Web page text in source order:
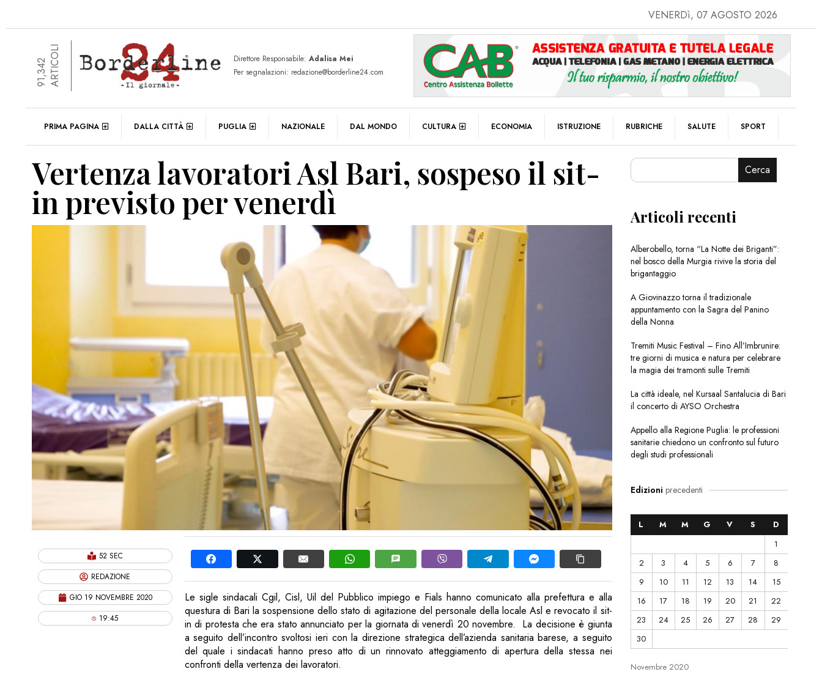
VENERDì, 07 AGOSTO 2026
91,342ARTICOLI Direttore Responsabile: Adalisa Mei
Per segnalazioni: redazione@borderline24.com
PRIMA PAGINA DALLA CITTÀ PUGLIA NAZIONALE DAL MONDO CULTURA ECONOMIA ISTRUZIONE RUBRICHE SALUTE SPORT
Vertenza lavoratori Asl Bari, sospeso il sit-
in previsto per venerdì
52 SEC
REDAZIONE
GIO 19 NOVEMBRE 2020
19:45
Le sigle sindacali Cgil, Cisl, Uil del Pubblico impiego e Fials hanno comunicato alla prefettura e alla
questura di Bari la sospensione dello stato di agitazione del personale della locale Asl e revocato il sit-
in di protesta che era stato annunciato per la giornata di venerdì 20 novembre. La decisione è giunta
a seguito dell’incontro svoltosi ieri con la direzione strategica dell’azienda sanitaria barese, a seguito
del quale i sindacati hanno preso atto di un rinnovato atteggiamento di apertura della stessa nei
confronti della vertenza dei lavoratori.
Cerca
Articoli recenti
Alberobello, torna “La Notte dei Briganti”:
nel bosco della Murgia rivive la storia del
brigantaggio
A Giovinazzo torna il tradizionale
appuntamento con la Sagra del Panino
della Nonna
Tremiti Music Festival – Fino All’Imbrunire:
tre giorni di musica e natura per celebrare
la magia dei tramonti sulle Tremiti
La città ideale, nel Kursaal Santalucia di Bari
il concerto di AYSO Orchestra
Appello alla Regione Puglia: le professioni
sanitarie chiedono un confronto sul futuro
degli studi professionali
Edizioni precedenti
Novembre2020
L M M G V S
D
1
2
3 4 5 6 7
8
9
10 11 12 13 14
15
16
17 18 19 20 21
22
23
24 25 26 27 28
29
30